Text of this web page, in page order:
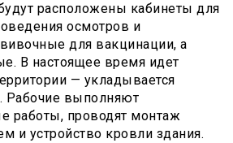
расположены кабинеты для
осмотров и
для вакцинации, а
В настоящее время идет
— укладывается
Рабочие выполняют
работы, проводят монтаж
и устройство кровли здания.